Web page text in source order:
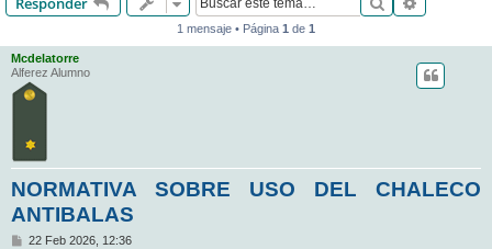
1 mensaje • Página 1 de 1
Mcdelatorre
Alferez Alumno
NORMATIVA SOBRE USO DEL CHALECO
ANTIBALAS
M
22 Feb 2026, 12:36